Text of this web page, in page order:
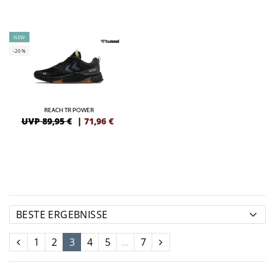
NEW
-20%
REACH TR POWER
UVP 89,95 € | 71,96 €
1 2 3 4 5 ... 7